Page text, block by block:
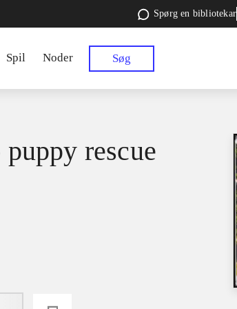
Spørg en bibliotekar
Spil Noder Søg
rescue